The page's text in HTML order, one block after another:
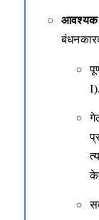
आवश्यक